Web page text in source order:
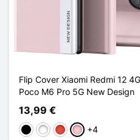
Flip Cover Xiaomi Redmi 12
Poco M6 Pro 5G New Design
13,99 €
MustaValkoinen
Punainen
Pinkki
+4